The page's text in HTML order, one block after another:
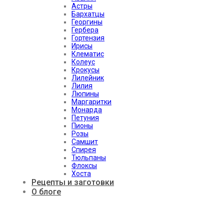
Астры
Бархатцы
Георгины
Гербера
Гортензия
Ирисы
Клематис
Колеус
Крокусы
Лилейник
Лилия
Люпины
Маргаритки
Монарда
Петуния
Пионы
Розы
Самшит
Спирея
Тюльпаны
Флоксы
Хоста
Рецепты и заготовки
О блоге